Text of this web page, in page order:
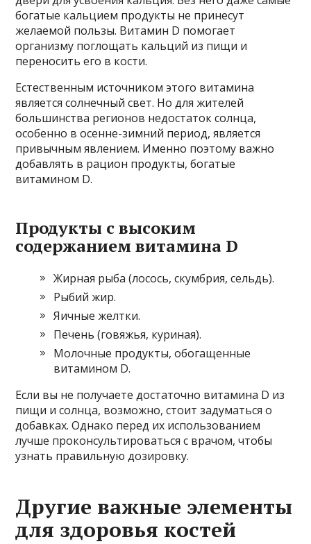
богатые кальцием продукты не принесут
желаемой пользы. Витамин D помогает
организму поглощать кальций из пищи и
переносить его в кости.
Естественным источником этого витамина
является солнечный свет. Но для жителей
большинства регионов недостаток солнца,
особенно в осенне-зимний период, является
привычным явлением. Именно поэтому важно
добавлять в рацион продукты, богатые
витамином D.
Продукты с высоким
содержанием витамина D
Жирная рыба (лосось, скумбрия, сельдь).
Рыбий жир.
Яичные желтки.
Печень (говяжья, куриная).
Молочные продукты, обогащенные
витамином D.
Если вы не получаете достаточно витамина D из
пищи и солнца, возможно, стоит задуматься о
добавках. Однако перед их использованием
лучше проконсультироваться с врачом, чтобы
узнать правильную дозировку.
Другие важные элементы
для здоровья костей